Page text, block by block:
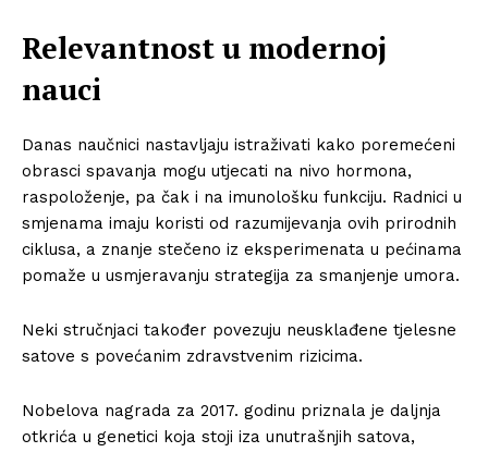
Relevantnost u modernoj
nauci
Danas naučnici nastavljaju istraživati ​​kako poremećeni
obrasci spavanja mogu utjecati na nivo hormona,
raspoloženje, pa čak i na imunološku funkciju. Radnici u
smjenama imaju koristi od razumijevanja ovih prirodnih
ciklusa, a znanje stečeno iz eksperimenata u pećinama
pomaže u usmjeravanju strategija za smanjenje umora.
Neki stručnjaci također povezuju neusklađene tjelesne
satove s povećanim zdravstvenim rizicima.
Nobelova nagrada za 2017. godinu priznala je daljnja
otkrića u genetici koja stoji iza unutrašnjih satova,